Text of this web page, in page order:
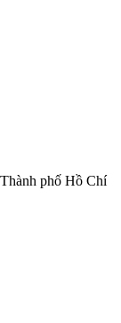
phố Hồ Chí